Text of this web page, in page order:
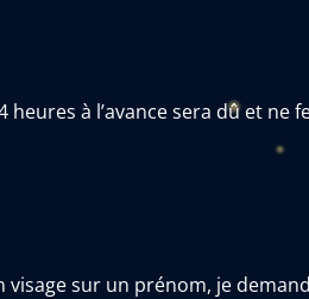
à l’avance sera dû et ne
sur un prénom, je